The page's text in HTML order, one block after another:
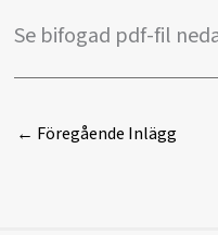
Se bifogad pdf-fil
← Föregående Inlägg